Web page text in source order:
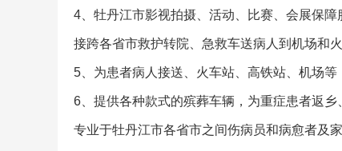
4、牡丹江市影视拍摄、活动、比赛、会展保
接跨各省市救护转院、急救车送病人到机场和
5、为患者病人接送、火车站、高铁站、机场等
6、提供各种款式的殡葬车辆，为重症患者返
专业于牡丹江市各省市之间伤病员和病愈者及